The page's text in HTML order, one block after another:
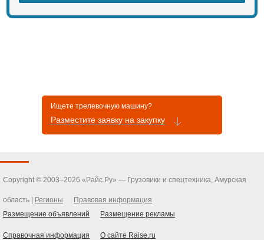
Ищете трелевочную машину?
Разместите заявку на закупку
Copyright © 2003–2026 «Райс.Ру» — Грузовики и спецтехника, Амурская
область | Регионы
Правовая информация
Размещение объявлений
Размещение рекламы
Справочная информация О сайте Raise.ru